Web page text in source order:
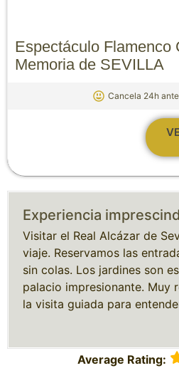
Espectáculo Flamenco
Memoria de SEVILLA
Cancela 24h
Experiencia
Visitar el Real Alcázar de
viaje. Reservamos las
sin colas. Los jardines son
palacio impresionante. Muy
la visita guiada para
Average Rating: